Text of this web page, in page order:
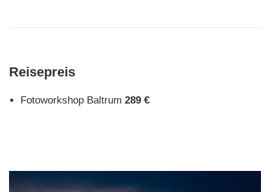
Reisepreis
Fotoworkshop Baltrum289 €